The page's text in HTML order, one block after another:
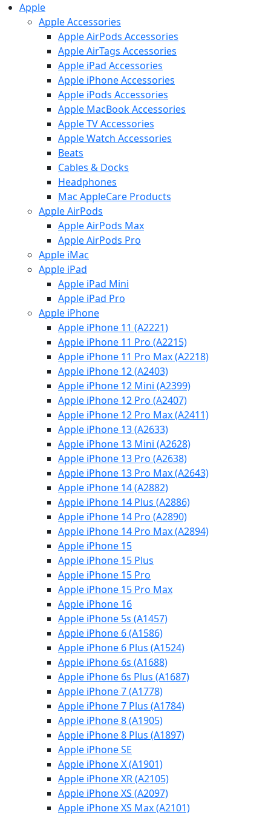
Apple
Apple Accessories
Apple AirPods Accessories
Apple AirTags Accessories
Apple iPad Accessories
Apple iPhone Accessories
Apple iPods Accessories
Apple MacBook Accessories
Apple TV Accessories
Apple Watch Accessories
Beats
Cables & Docks
Headphones
Mac AppleCare Products
Apple AirPods
Apple AirPods Max
Apple AirPods Pro
Apple iMac
Apple iPad
Apple iPad Mini
Apple iPad Pro
Apple iPhone
Apple iPhone 11 (A2221)
Apple iPhone 11 Pro (A2215)
Apple iPhone 11 Pro Max (A2218)
Apple iPhone 12 (A2403)
Apple iPhone 12 Mini (A2399)
Apple iPhone 12 Pro (A2407)
Apple iPhone 12 Pro Max (A2411)
Apple iPhone 13 (A2633)
Apple iPhone 13 Mini (A2628)
Apple iPhone 13 Pro (A2638)
Apple iPhone 13 Pro Max (A2643)
Apple iPhone 14 (A2882)
Apple iPhone 14 Plus (A2886)
Apple iPhone 14 Pro (A2890)
Apple iPhone 14 Pro Max (A2894)
Apple iPhone 15
Apple iPhone 15 Plus
Apple iPhone 15 Pro
Apple iPhone 15 Pro Max
Apple iPhone 16
Apple iPhone 5s (A1457)
Apple iPhone 6 (A1586)
Apple iPhone 6 Plus (A1524)
Apple iPhone 6s (A1688)
Apple iPhone 6s Plus (A1687)
Apple iPhone 7 (A1778)
Apple iPhone 7 Plus (A1784)
Apple iPhone 8 (A1905)
Apple iPhone 8 Plus (A1897)
Apple iPhone SE
Apple iPhone X (A1901)
Apple iPhone XR (A2105)
Apple iPhone XS (A2097)
Apple iPhone XS Max (A2101)